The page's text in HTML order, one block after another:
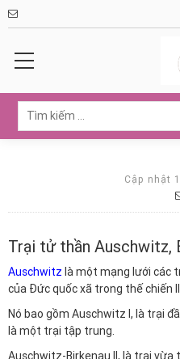
Cập nhật
Trại tử thần Auschwitz,
Auschwitz là một mạng lưới các
của Đức quốc xã trong thế chiến
Nó bao gồm Auschwitz I, là trại
là một trại tập trung.
Auschwitz-Birkenau II, là trại